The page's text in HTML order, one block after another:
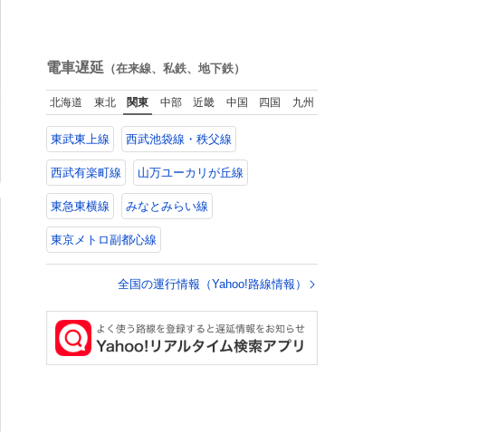
電車遅延 （在来線、私鉄、地下鉄）
北海道 東北 関東 中部 近畿 中国 四国 九州
東武東上線 西武池袋線・秩父線
西武有楽町線 山万ユーカリが丘線
東急東横線 みなとみらい線
東京メトロ副都心線
全国の運行情報（Yahoo!路線情報）